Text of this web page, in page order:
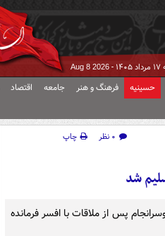
-
Aug 8 2026
حسینیه فرهنگ و هنر جامعه اقتصاد
۰ نظر
چاپ
وسرانجام پس از ملاقات با افسر فرمانده